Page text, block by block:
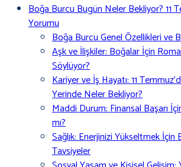
Boğa Burcu Bugün Neler Bekliyor? 11
Yorumu
Boğa Burcu Genel Özellikleri ve
Aşk ve İlişkiler: Boğalar İçin
Söylüyor?
Kariyer ve İş Hayatı: 11
Yerinde Neler Bekliyor?
Maddi Durum: Finansal Başarı
mı?
Sağlık: Enerjinizi Yükseltmek İçin
Tavsiyeler